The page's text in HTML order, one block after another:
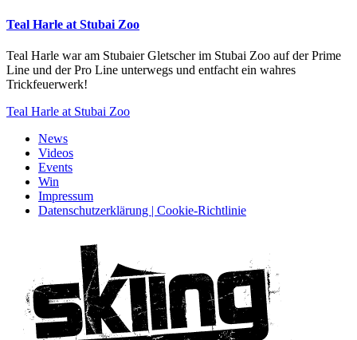
Teal Harle at Stubai Zoo
Teal Harle war am Stubaier Gletscher im Stubai Zoo auf der Prime
Line und der Pro Line unterwegs und entfacht ein wahres
Trickfeuerwerk!
Teal Harle at Stubai Zoo
News
Videos
Events
Win
Impressum
Datenschutzerklärung | Cookie-Richtlinie